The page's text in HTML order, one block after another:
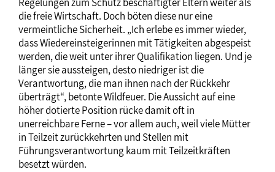
die freie Wirtschaft. Doch böten diese nur eine
vermeintliche Sicherheit. „Ich erlebe es immer wieder,
dass Wiedereinsteigerinnen mit Tätigkeiten abgespeist
werden, die weit unter ihrer Qualifikation liegen. Und je
länger sie aussteigen, desto niedriger ist die
Verantwortung, die man ihnen nach der Rückkehr
überträgt“, betonte Wildfeuer. Die Aussicht auf eine
höher dotierte Position rücke damit oft in
unerreichbare Ferne – vor allem auch, weil viele Mütter
in Teilzeit zurückkehrten und Stellen mit
Führungsverantwortung kaum mit Teilzeitkräften
besetzt würden.